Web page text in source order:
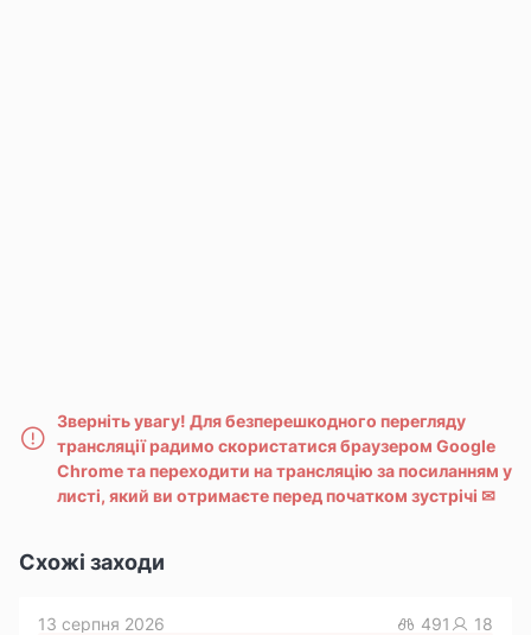
Зверніть увагу! Для безперешкодного перегляду
трансляції радимо скористатися браузером Google
Chrome та переходити на трансляцію за посиланням у
листі, який ви отримаєте перед початком зустрічі ✉
Схожі заходи
13 серпня 2026 491 18